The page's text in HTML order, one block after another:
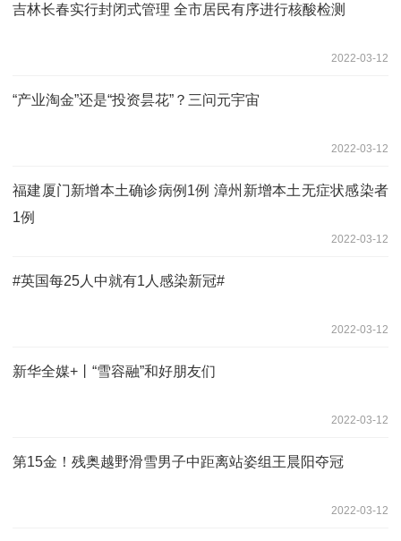
吉林长春实行封闭式管理 全市居民有序进行核酸检测
2022-03-12
“产业淘金”还是“投资昙花”？三问元宇宙
2022-03-12
福建厦门新增本土确诊病例1例 漳州新增本土无症状感染者
1例
2022-03-12
#英国每25人中就有1人感染新冠#
2022-03-12
新华全媒+丨“雪容融”和好朋友们
2022-03-12
第15金！残奥越野滑雪男子中距离站姿组王晨阳夺冠
2022-03-12